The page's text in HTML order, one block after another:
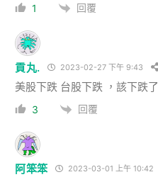
1 回覆
貢丸. 2023-02-27 下午 9:43
美股下跌 台股下跌 ，該下跌了
3 回覆
阿笨笨 2023-03-01 上午 10:42